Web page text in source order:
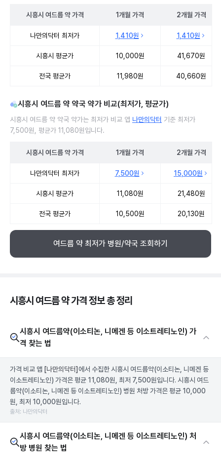
시흥시 여드름 약가격 1개월 가격 2개월 가격
나만의닥터 최저가 1,410원 1,410원
시흥시 평균가 10,000원 41,670원
전국 평균가 11,980원 40,660원
시흥시 여드름 약 약국 약가 비교(최저가, 평균가)
시흥시 여드름 약 약국 약가는 최저가 비교 앱 나만의닥터 기준 최저가
7,500원, 평균가 11,080원입니다.
시흥시 여드름 약가격 1개월 가격 2개월 가격
나만의닥터 최저가 7,500원 15,000원
시흥시 평균가 11,080원 21,480원
전국 평균가 10,500원 20,130원
여드름 약 최저가 병원/약국 조회하기
시흥시 여드름 약 가격 정보 총 정리
시흥시 여드름약(이소티논, 니메겐 등 이소트레티노인) 가
격 찾는 법
가격 비교 앱 [나만의닥터] 에서 수집한 시흥시 여드름약(이소티논, 니메겐 등
이소트레티노인) 가격은 평균 11,080원, 최저 7,500원입니다. 시흥시 여드
름약(이소티논, 니메겐 등 이소트레티노인) 병원 처방 가격은 평균 10,000
원, 최저 10,000원입니다.
출처: 나만의닥터
시흥시 여드름약(이소티논, 니메겐 등 이소트레티노인) 처
방 병원 찾는 법